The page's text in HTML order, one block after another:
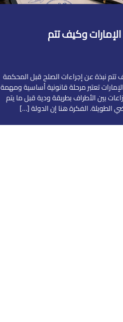
وكيف تتم
نبذة عن إجراءات الصلح قبل المحكمة
تعتبر مرحلة قانونية أساسية ومهمة
بين الأطراف بطريقة ودية قبل ما يتم
الطويلة. الفكرة هنا إن الدولة […]